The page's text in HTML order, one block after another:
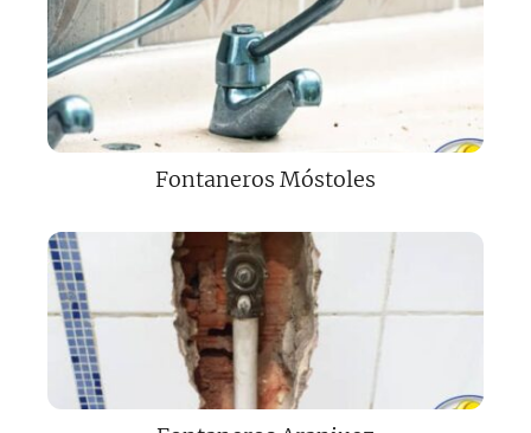
Fontaneros Móstoles